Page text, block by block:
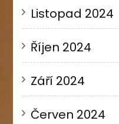
Listopad 2024
Říjen 2024
Září 2024
Červen 2024